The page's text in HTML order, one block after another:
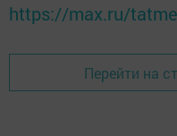
https://max.ru/
Перейти на